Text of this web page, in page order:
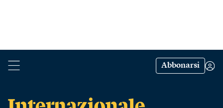
Abbonarsi